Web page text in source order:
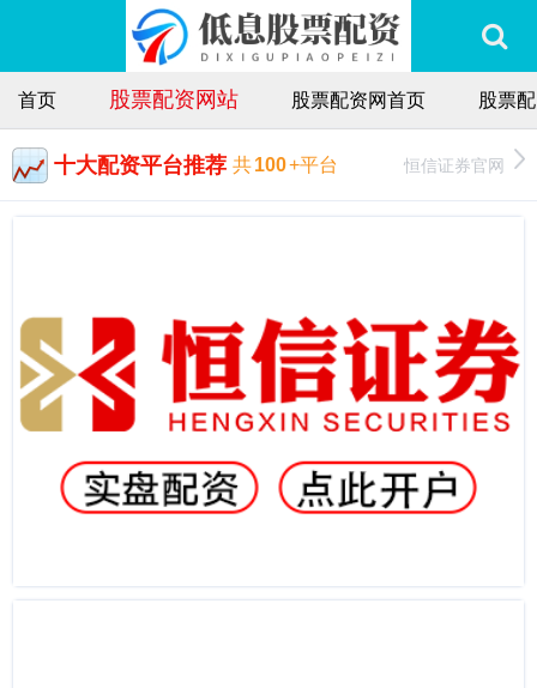
首页 股票配资网站 股票配资网首页 股票
十大配资平台推荐 共100+平台 恒信证券官网